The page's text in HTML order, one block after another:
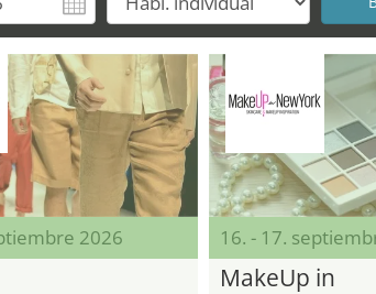
2026 16. - 17.
MakeUp in